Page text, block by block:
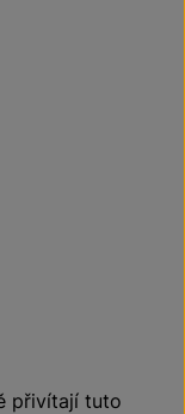
přivítají tuto